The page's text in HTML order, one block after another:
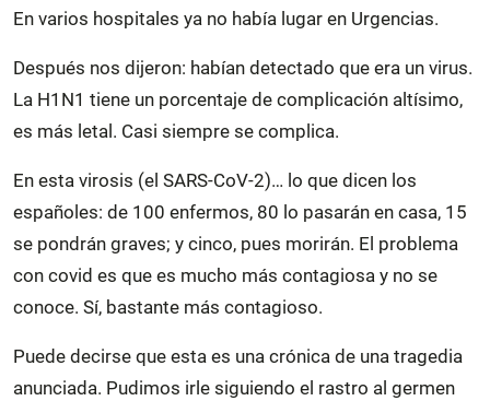
En varios hospitales ya no había lugar en Urgencias.
Después nos dijeron: habían detectado que era un virus.
La H1N1 tiene un porcentaje de complicación altísimo,
es más letal. Casi siempre se complica.
En esta virosis (el SARS-CoV-2)… lo que dicen los
españoles: de 100 enfermos, 80 lo pasarán en casa, 15
se pondrán graves; y cinco, pues morirán. El problema
con covid es que es mucho más contagiosa y no se
conoce. Sí, bastante más contagioso.
Puede decirse que esta es una crónica de una tragedia
anunciada. Pudimos irle siguiendo el rastro al germen